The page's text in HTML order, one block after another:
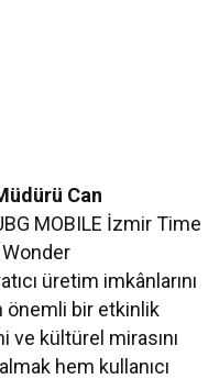
Can
MOBILE İzmir Time
üretim imkânlarını
önemli bir etkinlik
ve kültürel mirasını
hem kullanıcı